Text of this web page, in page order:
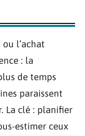
l’achat
: la
de temps
paraissent
La clé : planifier
estimer ceux